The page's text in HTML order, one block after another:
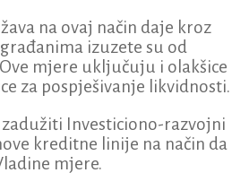
na ovaj način daje kroz
izuzete su od
mjere uključuju i olakšice
za pospješivanje likvidnosti.
zadužiti Investiciono-razvojni
kreditne linije na način da
mjere.